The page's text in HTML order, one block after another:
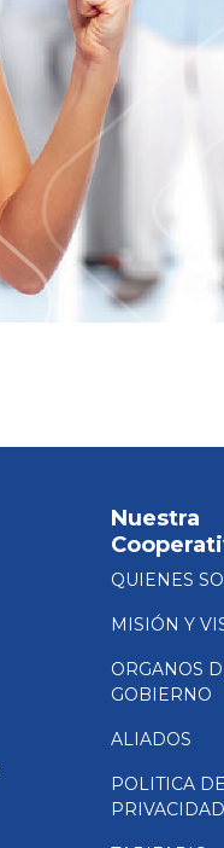
Nuestra
QUIENES
MISIÓN Y
ORGANOS
GOBIERNO
ALIADOS
POLITICA DE
PRIVACIDAD